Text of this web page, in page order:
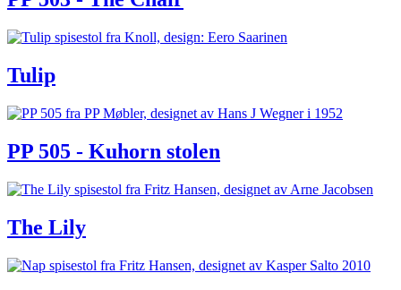
Tulip
PP 505 - Kuhorn stolen
The Lily